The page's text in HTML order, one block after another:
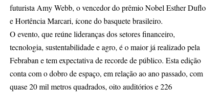
futurista Amy Webb, o vencedor do prêmio Nobel Esther Duflo
e Hortência Marcari, ícone do basquete brasileiro.
O evento, que reúne lideranças dos setores financeiro,
tecnologia, sustentabilidade e agro, é o maior já realizado pela
Febraban e tem expectativa de recorde de público. Esta edição
conta com o dobro de espaço, em relação ao ano passado, com
quase 20 mil metros quadrados, oito auditórios e 226